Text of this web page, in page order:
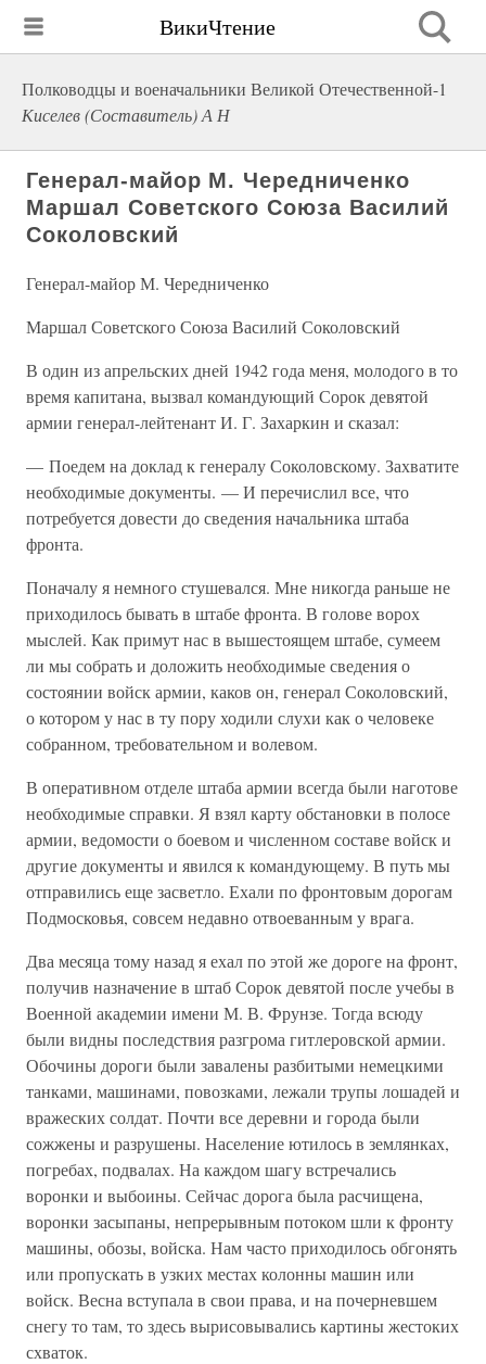
ВикиЧтение
Полководцы и военачальники Великой Отечественной-1
Киселев (Составитель) А Н
Генерал-майор М. Чередниченко
Маршал Советского Союза Василий
Соколовский
Генерал-майор М. Чередниченко
Маршал Советского Союза Василий Соколовский
В один из апрельских дней 1942 года меня, молодого в то
время капитана, вызвал командующий Сорок девятой
армии генерал-лейтенант И. Г. Захаркин и сказал:
— Поедем на доклад к генералу Соколовскому. Захватите
необходимые документы. — И перечислил все, что
потребуется довести до сведения начальника штаба
фронта.
Поначалу я немного стушевался. Мне никогда раньше не
приходилось бывать в штабе фронта. В голове ворох
мыслей. Как примут нас в вышестоящем штабе, сумеем
ли мы собрать и доложить необходимые сведения о
состоянии войск армии, каков он, генерал Соколовский,
о котором у нас в ту пору ходили слухи как о человеке
собранном, требовательном и волевом.
В оперативном отделе штаба армии всегда были наготове
необходимые справки. Я взял карту обстановки в полосе
армии, ведомости о боевом и численном составе войск и
другие документы и явился к командующему. В путь мы
отправились еще засветло. Ехали по фронтовым дорогам
Подмосковья, совсем недавно отвоеванным у врага.
Два месяца тому назад я ехал по этой же дороге на фронт,
получив назначение в штаб Сорок девятой после учебы в
Военной академии имени М. В. Фрунзе. Тогда всюду
были видны последствия разгрома гитлеровской армии.
Обочины дороги были завалены разбитыми немецкими
танками, машинами, повозками, лежали трупы лошадей и
вражеских солдат. Почти все деревни и города были
сожжены и разрушены. Население ютилось в землянках,
погребах, подвалах. На каждом шагу встречались
воронки и выбоины. Сейчас дорога была расчищена,
воронки засыпаны, непрерывным потоком шли к фронту
машины, обозы, войска. Нам часто приходилось обгонять
или пропускать в узких местах колонны машин или
войск. Весна вступала в свои права, и на почерневшем
снегу то там, то здесь вырисовывались картины жестоких
схваток.